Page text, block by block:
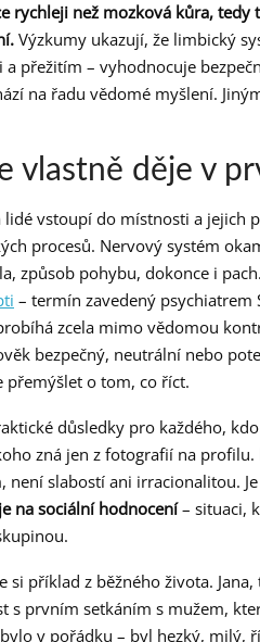
rychleji než mozková kůra, tedy
Výzkumy ukazují, že limbický
a přežitím – vyhodnocuje
na řadu vědomé myšlení.
vlastně děje v
lidé vstoupí do místnosti a jejich
procesů. Nervový systém
způsob pohybu, dokonce i
– termín zavedený psychiatrem
zcela mimo vědomou
bezpečný, neutrální nebo
přemýšlet o tom, co říct.
důsledky pro každého,
zná jen z fotografií na profilu.
není slabostí ani irracionalitou.
na sociální hodnocení– situaci,
si příklad z běžného života.
s prvním setkáním s mužem,
v pořádku – byl hezký, milý,